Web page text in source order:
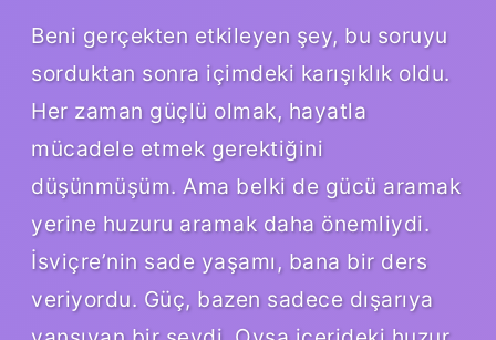
Beni gerçekten etkileyen şey, bu soruyu
sorduktan sonra içimdeki karışıklık oldu.
Her zaman güçlü olmak, hayatla
mücadele etmek gerektiğini
düşünmüşüm. Ama belki de gücü aramak
yerine huzuru aramak daha önemliydi.
İsviçre’nin sade yaşamı, bana bir ders
veriyordu. Güç, bazen sadece dışarıya